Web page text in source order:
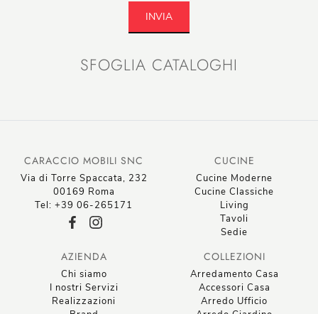
SFOGLIA CATALOGHI
INVIA
CARACCIO MOBILI SNC
Via di Torre Spaccata, 232
00169 Roma
Tel: +39 06-265171
CUCINE
Cucine Moderne
Cucine Classiche
Living
Tavoli
Sedie
AZIENDA
Chi siamo
I nostri Servizi
Realizzazioni
COLLEZIONI
Arredamento Casa
Accessori Casa
Arredo Ufficio